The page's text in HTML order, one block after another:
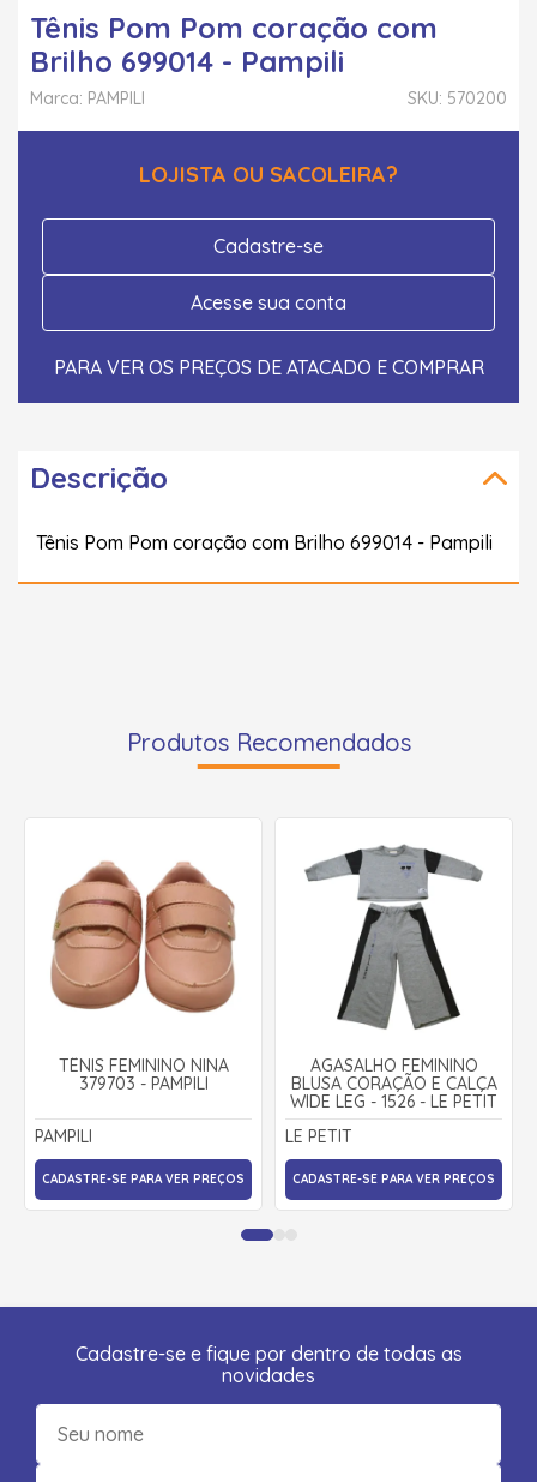
Tênis Pom Pom coração com
Brilho 699014 - Pampili
SKU: 570200
Marca: PAMPILI
LOJISTA OU SACOLEIRA?
Cadastre-se
Acesse sua conta
PARA VER OS PREÇOS DE ATACADO E COMPRAR
Descrição
Tênis Pom Pom coração com Brilho 699014 - Pampili
Produtos Recomendados
TÊNIS FEMININO NINA
379703 - PAMPILI
PAMPILI
CADASTRE-SE PARA VER PREÇOS
AGASALHO FEMININO
BLUSA CORAÇÃO E CALÇA
WIDE LEG - 1526 - LE PETIT
LE PETIT
CADASTRE-SE PARA VER PREÇOS
Cadastre-se e fique por dentro de todas as
novidades